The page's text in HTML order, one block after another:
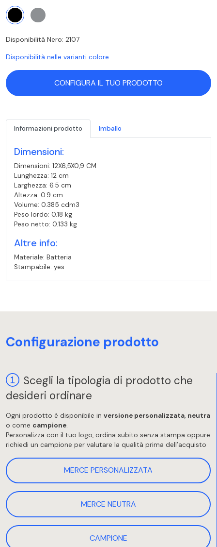
Disponibilità Nero: 2107
Disponibilità nelle varianti colore
CONFIGURA IL TUO PRODOTTO
Informazioni prodotto Imballo
Dimensioni:
Dimensioni: 12X6,5X0,9 CM
Lunghezza: 12 cm
Larghezza: 6.5 cm
Altezza: 0.9 cm
Volume: 0.385 cdm3
Peso lordo: 0.18 kg
Peso netto: 0.133 kg
Altre info:
Materiale: Batteria
Stampabile: yes
Configurazione prodotto
Scegli la tipologia di prodotto che
desideri ordinare
Ogni prodotto è disponibile in versione personalizzata, neutra
o come campione.
Personalizza con il tuo logo, ordina subito senza stampa oppure
richiedi un campione per valutare la qualità prima dell’acquisto
MERCE PERSONALIZZATA
MERCE NEUTRA
CAMPIONE